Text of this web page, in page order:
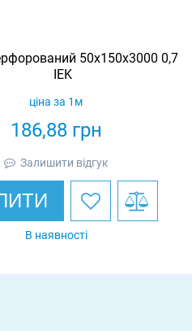
50х150х3000 0,7
IEK
186,88грн
ціна за 1м
Залишити відгук
В наявності